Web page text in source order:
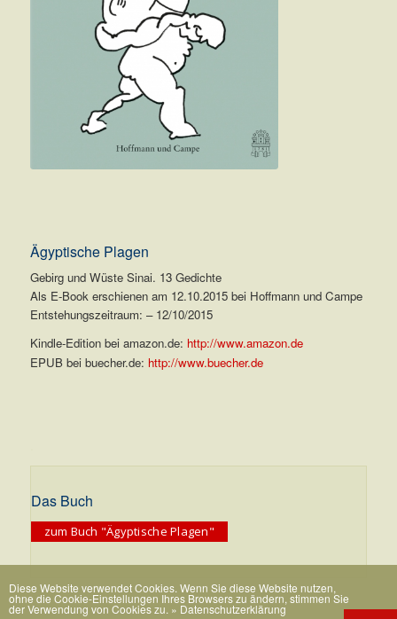
Ägyptische Plagen
Gebirg und Wüste Sinai. 13 Gedichte
Als E-Book erschienen am 12.10.2015 bei Hoffmann und Campe
Entstehungszeitraum: – 12/10/2015
Kindle-Edition bei amazon.de: http://www.amazon.de
EPUB bei buecher.de: http://www.buecher.de
Das Buch
zum Buch "Ägyptische Plagen"
Diese Website verwendet Cookies. Wenn Sie diese Website nutzen,
ohne die Cookie-Einstellungen Ihres Browsers zu ändern, stimmen Sie
der Verwendung von Cookies zu. » Datenschutzerklärung